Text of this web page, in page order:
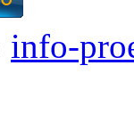
info-